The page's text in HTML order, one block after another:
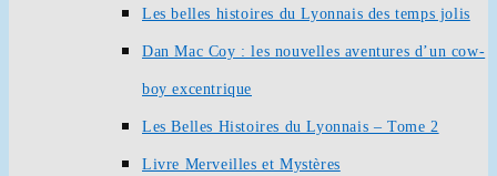
Les belles histoires du Lyonnais des temps jolis
Dan Mac Coy : les nouvelles aventures d’un cow-
boy excentrique
Les Belles Histoires du Lyonnais – Tome 2
Livre Merveilles et Mystères